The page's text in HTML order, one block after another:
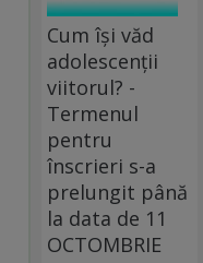
Cum își văd
adolescenții
viitorul? -
Termenul
pentru
înscrieri s-a
prelungit până
la data de 11
OCTOMBRIE